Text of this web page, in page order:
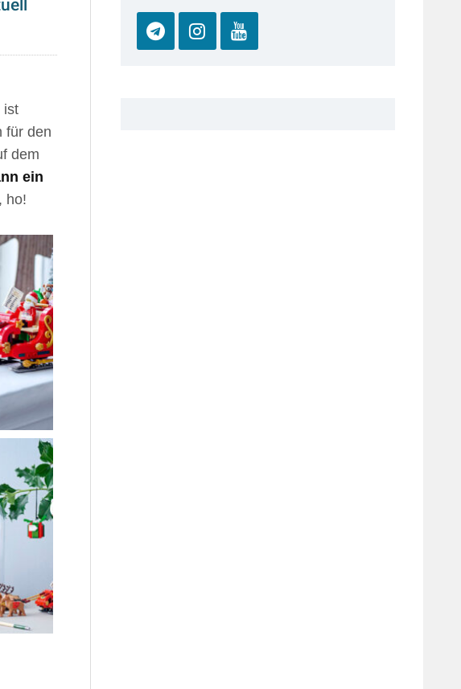
ist
für den
dem
ein
ho!